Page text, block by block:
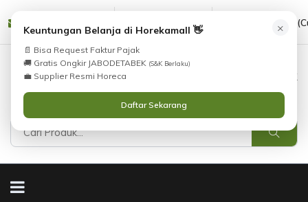
(021) 38783380 08551688000
Masuk
×
Keuntungan Belanja di Horekamall 👋
📄 Bisa Request Faktur Pajak
🚚 Gratis Ongkir JABODETABEK (S&K Berlaku)
💼 Supplier Resmi Horeca
Daftar Sekarang